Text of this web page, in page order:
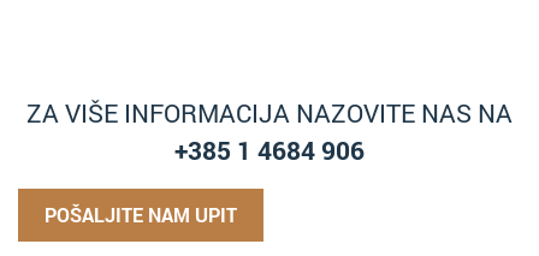
ZA VIŠE INFORMACIJA NAZOVITE NAS NA
+385 1 4684 906
POŠALJITE NAM UPIT